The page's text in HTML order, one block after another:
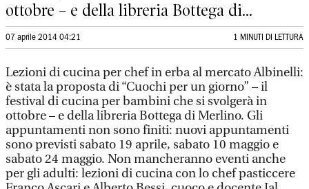
ottobre – e della libreria Bottega di...
07 aprile 2014 04:21 1 MINUTI DI LETTURA
Lezioni di cucina per chef in erba al mercato Albinelli:
è stata la proposta di “Cuochi per un giorno” – il
festival di cucina per bambini che si svolgerà in
ottobre – e della libreria Bottega di Merlino. Gli
appuntamenti non sono finiti: nuovi appuntamenti
sono previsti sabato 19 aprile, sabato 10 maggio e
sabato 24 maggio. Non mancheranno eventi anche
per gli adulti: lezioni di cucina con lo chef pasticcere